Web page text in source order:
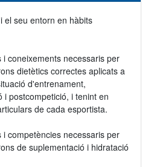
el seu entorn en hàbits
coneixements necessaris per
dietètics correctes aplicats a
d'entrenament,
i postcompetició, i tenint en
de cada esportista.
competències necessaris per
de suplementació i hidratació